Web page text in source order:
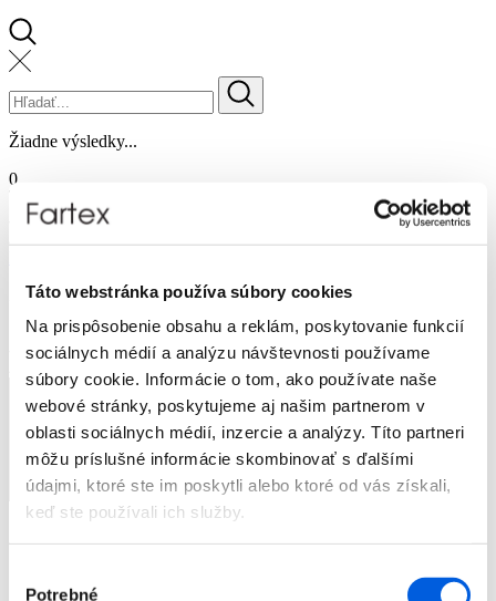
Táto webstránka používa súbory cookies
Na prispôsobenie obsahu a reklám, poskytovanie funkcií
sociálnych médií a analýzu návštevnosti používame
súbory cookie. Informácie o tom, ako používate naše
webové stránky, poskytujeme aj našim partnerom v
oblasti sociálnych médií, inzercie a analýzy. Títo partneri
môžu príslušné informácie skombinovať s ďalšími
údajmi, ktoré ste im poskytli alebo ktoré od vás získali,
keď ste používali ich služby.
Potrebné
Žiadne výsledky...
0
Žiadne produkty v košíku.
Pánska móda